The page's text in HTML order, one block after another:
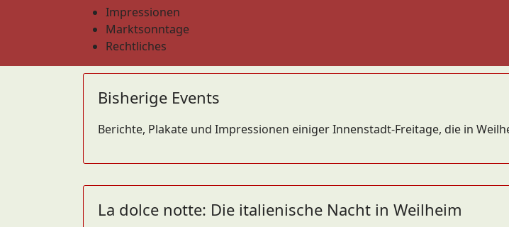
Impressionen
Marktsonntage
Rechtliches
Bisherige Events
Berichte, Plakate und Impressionen einiger Innenstadt-Freitage, die in
La dolce notte: Die italienische Nacht in Weilheim